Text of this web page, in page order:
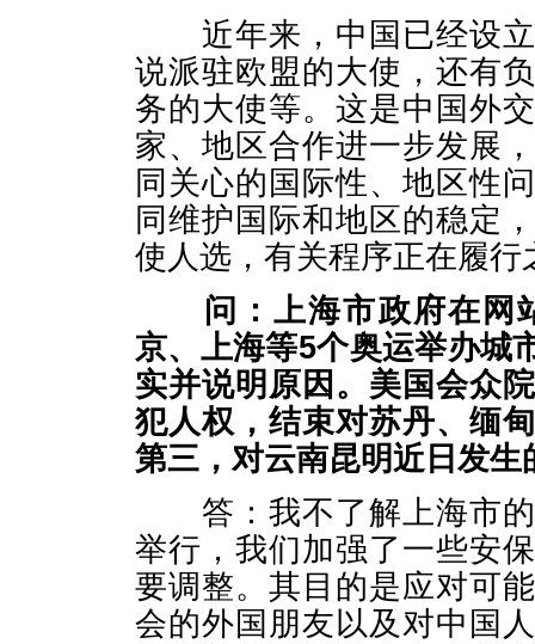
近年来，中国已经设立
说派驻欧盟的大使，还有
务的大使等。这是中国外
家、地区合作进一步发展
同关心的国际性、地区性
同维护国际和地区的稳定
使人选，有关程序正在履行
问：上海市政府在网
京、上海等5个奥运举办城
实并说明原因。美国会众
犯人权，结束对苏丹、缅
第三，对云南昆明近日发
答：我不了解上海市的
举行，我们加强了一些安
要调整。其目的是应对可
会的外国朋友以及对中国